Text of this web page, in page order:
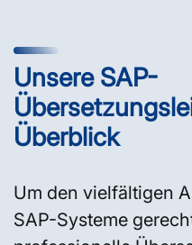
Unsere SAP-
Überblick
Um den vielfältigen
SAP-Systeme